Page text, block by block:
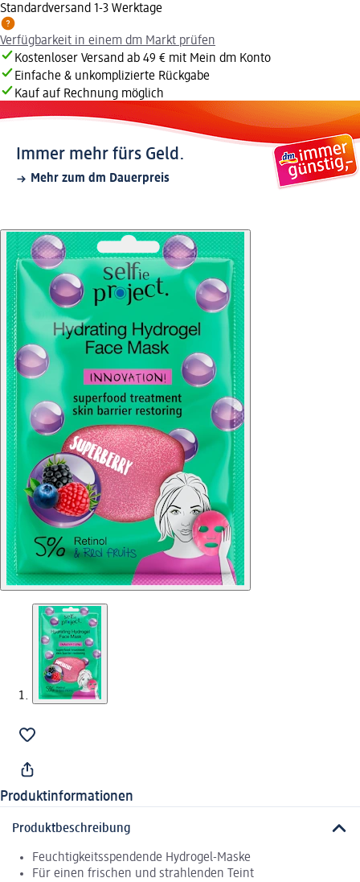
Standardversand 1-3 Werktage
Verfügbarkeit in einem dm Markt prüfen
Kostenloser Versand ab 49 € mit Mein dm Konto
Einfache & unkomplizierte Rückgabe
Kauf auf Rechnung möglich
Immer mehr fürs Geld.
Mehr zum dm Dauerpreis
Produktinformationen
Produktbeschreibung
Feuchtigkeitsspendende Hydrogel-Maske
Für einen frischen und strahlenden Teint